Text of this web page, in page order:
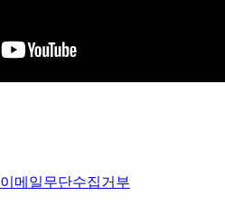
이메일무단수집거부